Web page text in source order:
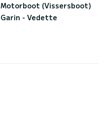
Motorboot (Vissersboot)
Garin - Vedette